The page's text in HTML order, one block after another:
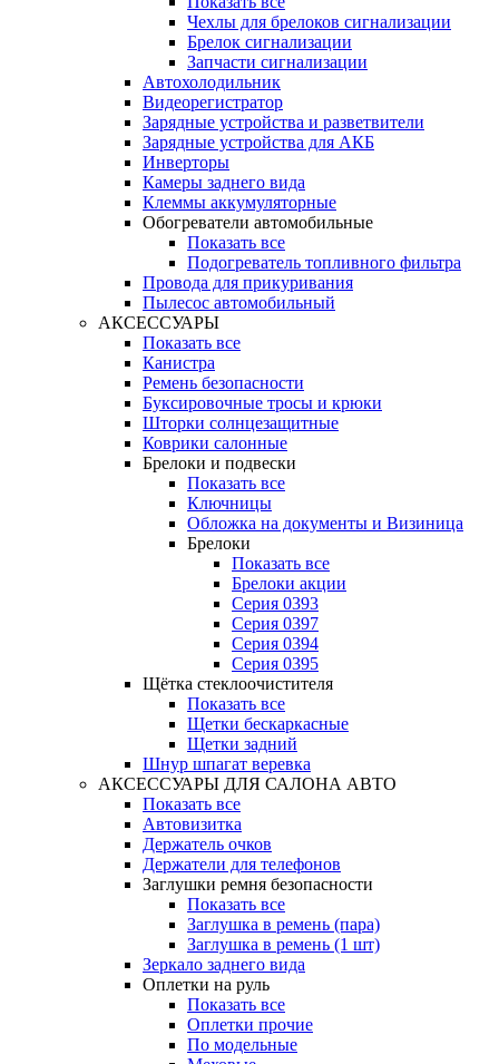
Чехлы для брелоков сигнализации
Брелок сигнализации
Запчасти сигнализации
Автохолодильник
Видеорегистратор
Зарядные устройства и разветвители
Зарядные устройства для АКБ
Инверторы
Камеры заднего вида
Клеммы аккумуляторные
Обогреватели автомобильные
Показать все
Подогреватель топливного фильтра
Провода для прикуривания
Пылесос автомобильный
АКСЕССУАРЫ
Показать все
Канистра
Ремень безопасности
Буксировочные тросы и крюки
Шторки солнцезащитные
Коврики салонные
Брелоки и подвески
Показать все
Ключницы
Обложка на документы и Визиница
Брелоки
Показать все
Брелоки акции
Серия 0393
Серия 0397
Серия 0394
Серия 0395
Щётка стеклоочистителя
Показать все
Щетки бескаркасные
Щетки задний
Шнур шпагат веревка
АКСЕССУАРЫ ДЛЯ САЛОНА АВТО
Показать все
Автовизитка
Держатель очков
Держатели для телефонов
Заглушки ремня безопасности
Показать все
Заглушка в ремень (пара)
Заглушка в ремень (1 шт)
Зеркало заднего вида
Оплетки на руль
Показать все
Оплетки прочиe
По модельные